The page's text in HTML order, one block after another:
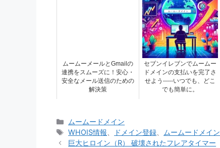
ムームーメールとGmailの
連携をスムーズに！安心・
安全なメール送信のための
解決策
セブンイレブンでムームー
ドメインの支払いを完了さ
せよう-----いつでも、どこ
でも簡単に。
カ
テ
ゴ
ムームードメイン
タ
グ
WHOIS情報 ドメイン登録 ムームードメイン
巨大ヒロイン（R） 破壊されたフレアタイマー